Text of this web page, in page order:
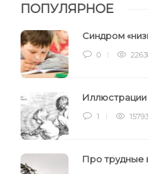
ПОПУЛЯРНОЕ
Синдром
0
Иллюстрации
1 15793
Про трудные